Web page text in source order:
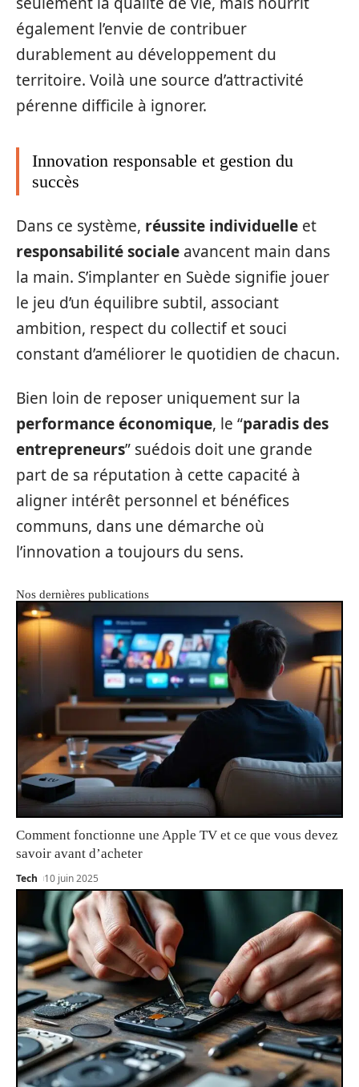
également l’envie de contribuer
durablement au développement du
territoire. Voilà une source d’attractivité
pérenne difficile à ignorer.
Innovation responsable et gestion du
succès
Dans ce système, réussite individuelle et
responsabilité sociale avancent main dans
la main. S’implanter en Suède signifie jouer
le jeu d’un équilibre subtil, associant
ambition, respect du collectif et souci
constant d’améliorer le quotidien de chacun.
Bien loin de reposer uniquement sur la
performance économique, le “paradis des
entrepreneurs” suédois doit une grande
part de sa réputation à cette capacité à
aligner intérêt personnel et bénéfices
communs, dans une démarche où
l’innovation a toujours du sens.
Nos dernières publications
Comment fonctionne une Apple TV et ce que vous devez
savoir avant d’acheter
Tech 10 juin 2025